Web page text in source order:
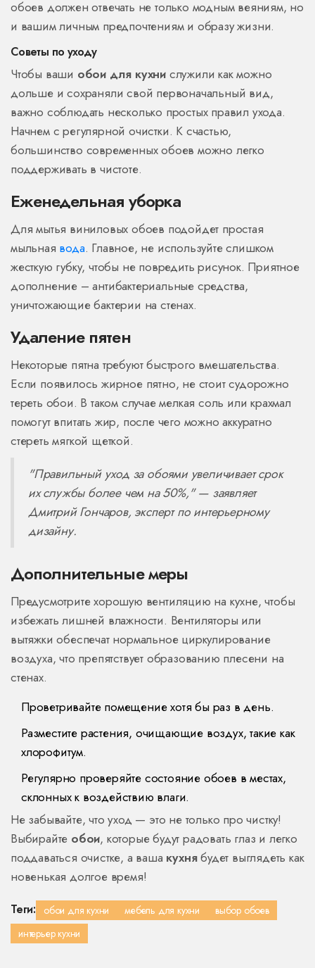
обоев должен отвечать не только модным веяниям, но
и вашим личным предпочтениям и образу жизни.
Советы по уходу
Чтобы ваши обои для кухни служили как можно
дольше и сохраняли свой первоначальный вид,
важно соблюдать несколько простых правил ухода.
Начнем с регулярной очистки. К счастью,
большинство современных обоев можно легко
поддерживать в чистоте.
Еженедельная уборка
Для мытья виниловых обоев подойдет простая
мыльная вода. Главное, не используйте слишком
жесткую губку, чтобы не повредить рисунок. Приятное
дополнение – антибактериальные средства,
уничтожающие бактерии на стенах.
Удаление пятен
Некоторые пятна требуют быстрого вмешательства.
Если появилось жирное пятно, не стоит судорожно
тереть обои. В таком случае мелкая соль или крахмал
помогут впитать жир, после чего можно аккуратно
стереть мягкой щеткой.
"Правильный уход за обоями увеличивает срок
их службы более чем на 50%," — заявляет
Дмитрий Гончаров, эксперт по интерьерному
дизайну.
Дополнительные меры
Предусмотрите хорошую вентиляцию на кухне, чтобы
избежать лишней влажности. Вентиляторы или
вытяжки обеспечат нормальное циркулирование
воздуха, что препятствует образованию плесени на
стенах.
Проветривайте помещение хотя бы раз в день.
Разместите растения, очищающие воздух, такие как
хлорофитум.
Регулярно проверяйте состояние обоев в местах,
склонных к воздействию влаги.
Не забывайте, что уход — это не только про чистку!
Выбирайте обои, которые будут радовать глаз и легко
поддаваться очистке, а ваша кухнябудет выглядеть как
новенькая долгое время!
Теги: обои для кухни мебель для кухни
выбор обоев
интерьер кухни